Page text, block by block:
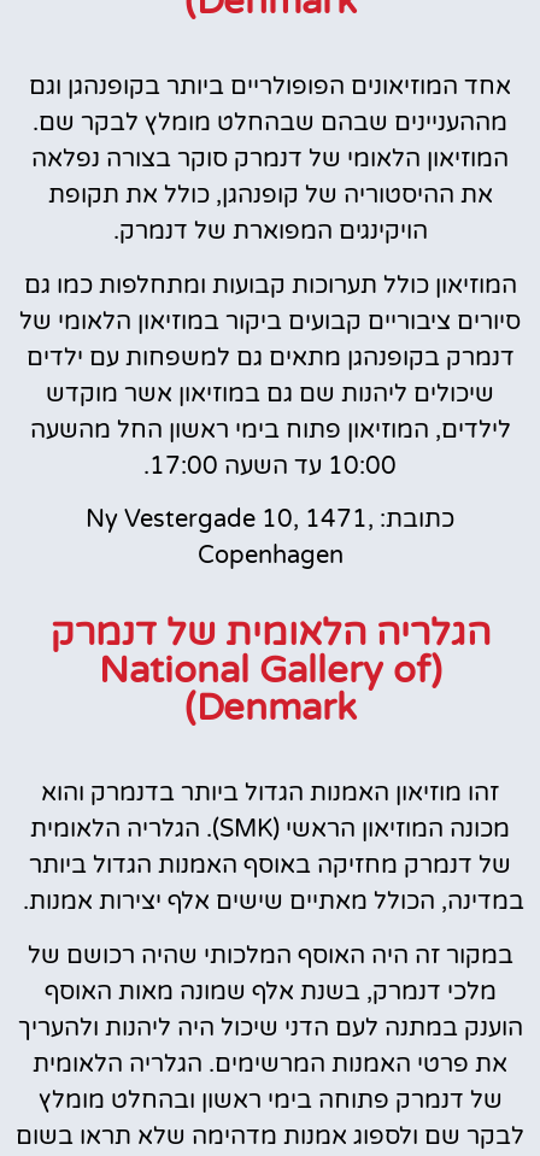
אחד המוזיאונים הפופולריים ביותר בקופנהגן וגם
מההעניינים שבהם שבהחלט מומלץ לבקר שם.
המוזיאון הלאומי של דנמרק סוקר בצורה נפלאה
את ההיסטוריה של קופנהגן, כולל את תקופת
הויקינגים המפוארת של דנמרק.
המוזיאון כולל תערוכות קבועות ומתחלפות כמו גם
סיורים ציבוריים קבועים ביקור במוזיאון הלאומי של
דנמרק בקופנהגן מתאים גם למשפחות עם ילדים
שיכולים ליהנות שם גם במוזיאון אשר מוקדש
לילדים, המוזיאון פתוח בימי ראשון החל מהשעה
10:00 עד השעה 17:00.
כתובת: Ny Vestergade 10, 1471,
Copenhagen
הגלריה הלאומית של דנמרק
(National Gallery of
Denmark)
זהו מוזיאון האמנות הגדול ביותר בדנמרק והוא
מכונה המוזיאון הראשי (SMK). הגלריה הלאומית
של דנמרק מחזיקה באוסף האמנות הגדול ביותר
במדינה, הכולל מאתיים שישים אלף יצירות אמנות.
במקור זה היה האוסף המלכותי שהיה רכושם של
מלכי דנמרק, בשנת אלף שמונה מאות האוסף
הוענק במתנה לעם הדני שיכול היה ליהנות ולהעריך
את פרטי האמנות המרשימים. הגלריה הלאומית
של דנמרק פתוחה בימי ראשון ובהחלט מומלץ
לבקר שם ולספוג אמנות מדהימה שלא תראו בשום